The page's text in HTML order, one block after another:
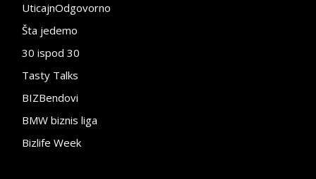
UticajnOdgovorno
Šta jedemo
30 ispod 30
Tasty Talks
BIZBendovi
BMW biznis liga
Bizlife Week